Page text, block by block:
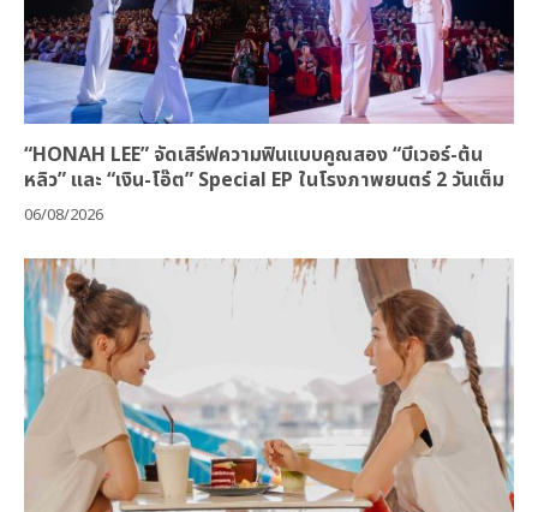
“HONAH LEE” จัดเสิร์ฟความฟินแบบคูณสอง “บีเวอร์-ต้น
หลิว” และ “เงิน-โอ๊ต” Special EP ในโรงภาพยนตร์ 2 วันเต็ม
06/08/2026